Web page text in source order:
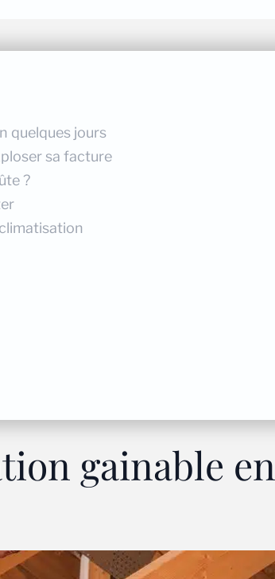
gainable en
quelques jours
sa facture
?